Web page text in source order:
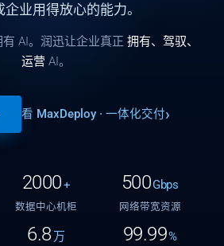
业用得放心的能力。
AI。润迅让企业真正 拥有、驾驭、
运营 AI。
看 MaxDeploy · 一体化交付
2000+
数据中心机柜
500Gbps
网络带宽资源
6.8 万 99.99%